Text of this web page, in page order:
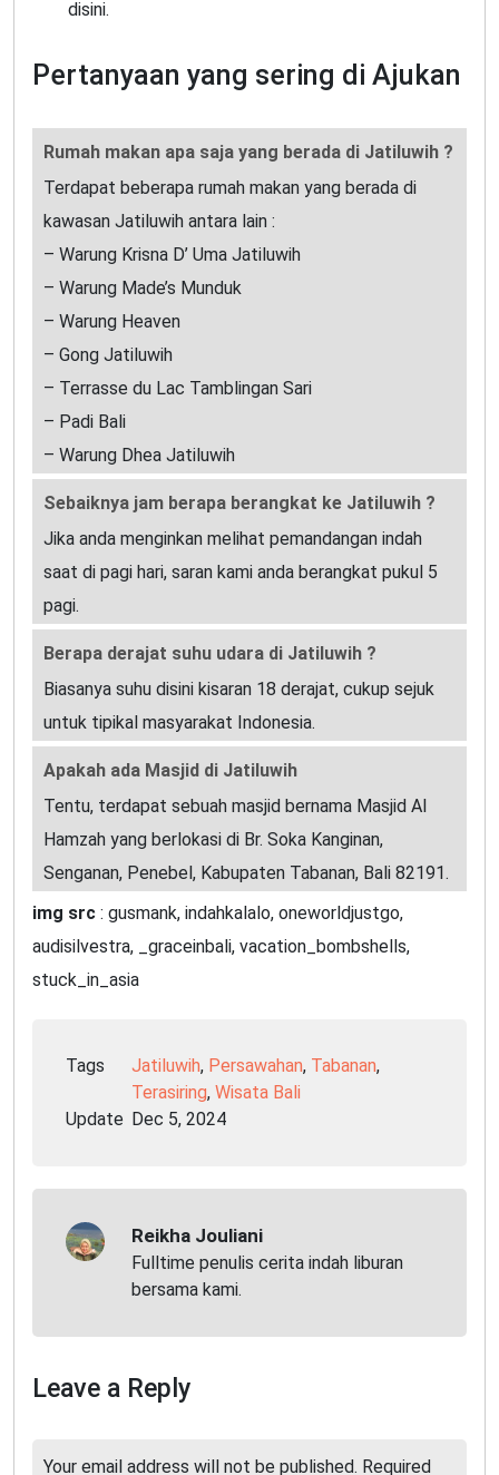
disini.
Pertanyaan yang sering di Ajukan
Rumah makan apa saja yang berada di Jatiluwih ?
Terdapat beberapa rumah makan yang berada di
kawasan Jatiluwih antara lain :
– Warung Krisna D’ Uma Jatiluwih
– Warung Made’s Munduk
– Warung Heaven
– Gong Jatiluwih
– Terrasse du Lac Tamblingan Sari
– Padi Bali
– Warung Dhea Jatiluwih
Sebaiknya jam berapa berangkat ke Jatiluwih ?
Jika anda menginkan melihat pemandangan indah
saat di pagi hari, saran kami anda berangkat pukul 5
pagi.
Berapa derajat suhu udara di Jatiluwih ?
Biasanya suhu disini kisaran 18 derajat, cukup sejuk
untuk tipikal masyarakat Indonesia.
Apakah ada Masjid di Jatiluwih
Tentu, terdapat sebuah masjid bernama Masjid Al
Hamzah yang berlokasi di Br. Soka Kanginan,
Senganan, Penebel, Kabupaten Tabanan, Bali 82191.
img src : gusmank, indahkalalo, oneworldjustgo,
audisilvestra, _graceinbali, vacation_bombshells,
stuck_in_asia
Tags Jatiluwih, Persawahan, Tabanan,
Terasiring, Wisata Bali
Update Dec 5, 2024
Reikha Jouliani
Fulltime penulis cerita indah liburan
bersama kami.
Leave a Reply
Your email address will not be published. Required